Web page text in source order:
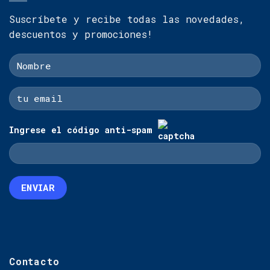
Suscríbete y recibe todas las novedades,
descuentos y promociones!
Ingrese el código anti-spam
Contacto